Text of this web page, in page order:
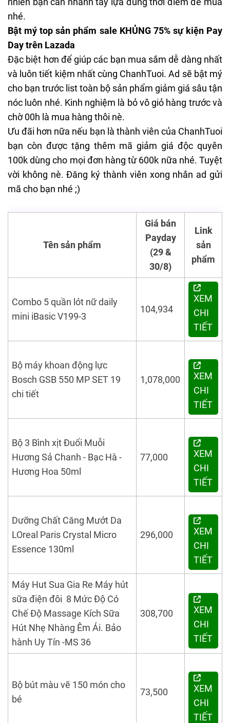
nhé.
Bật mý top sản phẩm sale KHỦNG 75% sự kiện Pay
Day trên Lazada
Đặc biệt hơn để giúp các bạn mua sắm dễ dàng nhất
và luôn tiết kiệm nhất cùng ChanhTuoi. Ad sẽ bật mý
cho bạn trước list toàn bộ sản phẩm giảm giá sâu tận
nóc luôn nhé. Kinh nghiệm là bỏ vô giỏ hàng trước và
chờ 00h là mua hàng thôi nè.
Ưu đãi hơn nữa nếu bạn là thành viên của ChanhTuoi
bạn còn được tặng thêm mã giảm giá độc quyên
100k dùng cho mọi đơn hàng từ 600k nữa nhé. Tuyệt
vời không nè. Đăng ký thành viên xong nhắn ad gửi
mã cho bạn nhé ;)
Tên sản phẩm
Giá bán
Payday
(29 &
30/8)
Link
sản
phẩm
Combo 5 quần lót nữ daily
mini iBasic V199-3
104,934
XEM
CHI
TIẾT
Bộ máy khoan động lực
Bosch GSB 550 MP SET 19
chi tiết
1,078,000
XEM
CHI
TIẾT
Bộ 3 Bình xịt Đuổi Muỗi
Hương Sả Chanh - Bạc Hà -
Hương Hoa 50ml
77,000
XEM
CHI
TIẾT
Dưỡng Chất Căng Mướt Da
LOreal Paris Crystal Micro
Essence 130ml
296,000
XEM
CHI
TIẾT
Máy Hut Sua Gia Re Máy hút
sữa điện đôi 8 Mức Độ Có
Chế Độ Massage Kích Sữa
Hút Nhẹ Nhàng Êm Ái. Bảo
hành Uy Tín -MS 36
308,700
XEM
CHI
TIẾT
Bộ bút màu vẽ 150 món cho
bé
73,500
XEM
CHI
TIẾT